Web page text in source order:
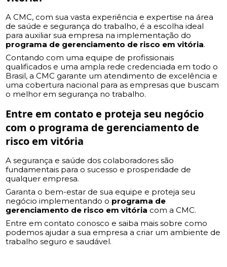
A CMC, com sua vasta experiência e expertise na área
de saúde e segurança do trabalho, é a escolha ideal
para auxiliar sua empresa na implementação do
programa de gerenciamento de risco em vitória.
Contando com uma equipe de profissionais
qualificados e uma ampla rede credenciada em todo o
Brasil, a CMC garante um atendimento de excelência e
uma cobertura nacional para as empresas que buscam
o melhor em segurança no trabalho.
Entre em contato e proteja seu negócio
com o programa de gerenciamento de
risco em vitória
A segurança e saúde dos colaboradores são
fundamentais para o sucesso e prosperidade de
qualquer empresa.
Garanta o bem-estar de sua equipe e proteja seu
negócio implementando o programa de
gerenciamento de risco em vitória com a CMC.
Entre em contato conosco e saiba mais sobre como
podemos ajudar a sua empresa a criar um ambiente de
trabalho seguro e saudável.